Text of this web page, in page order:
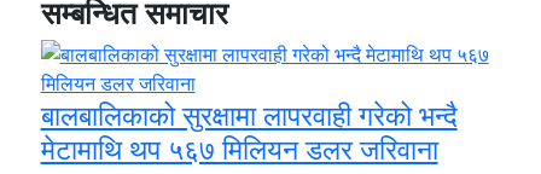
सम्बन्धित समाचार
बालबालिकाको सुरक्षामा लापरवाही गरेको भन्दै
मेटामाथि थप ५६७ मिलियन डलर जरिवाना